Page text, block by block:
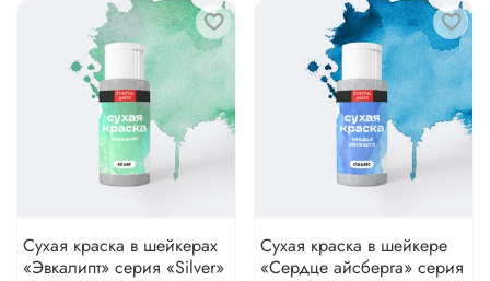
Сухая краска в шейкерах
«Эвкалипт» серия «Silver»
Сухая краска в шейкере
«Сердце айсберга» серия